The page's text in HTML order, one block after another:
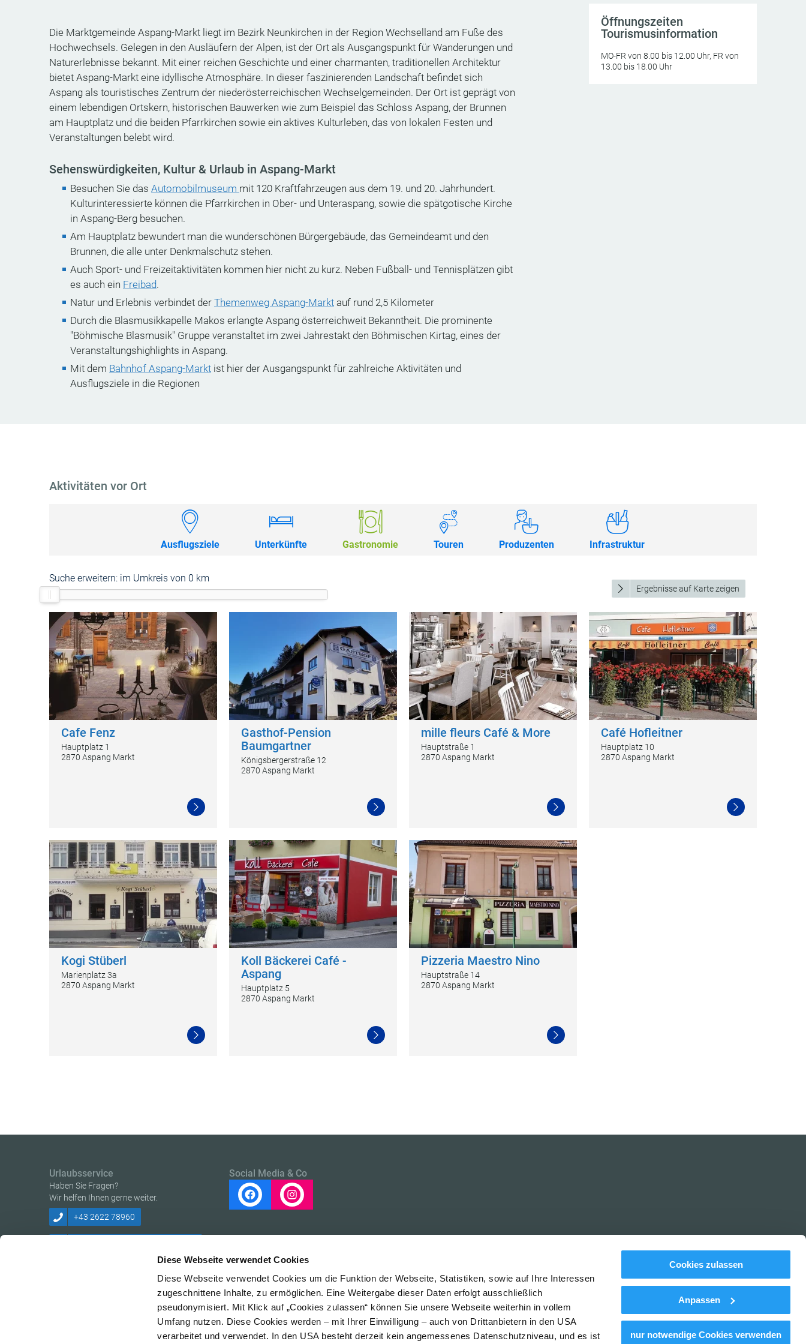
Diese Webseite verwendet Cookies
Diese Webseite verwendet Cookies um die Funktion der Webseite, Statistiken, sowie auf Ihre Interessen
zugeschnittene Inhalte, zu ermöglichen. Eine Weitergabe dieser Daten erfolgt ausschließlich
pseudonymisiert. Mit Klick auf „Cookies zulassen“ können Sie unsere Webseite weiterhin in vollem
Umfang nutzen. Diese Cookies werden – mit Ihrer Einwilligung – auch von Drittanbietern in den USA
verarbeitet und verwendet. In den USA besteht derzeit kein angemessenes Datenschutzniveau, und es ist
Cookies zulassen
Anpassen
nur notwendige Cookies verwenden
Die Marktgemeinde Aspang-Markt liegt im Bezirk Neunkirchen in der Region Wechselland am Fuße des
Hochwechsels. Gelegen in den Ausläufern der Alpen, ist der Ort als Ausgangspunkt für Wanderungen und
Naturerlebnisse bekannt. Mit einer reichen Geschichte und einer charmanten, traditionellen Architektur
bietet Aspang-Markt eine idyllische Atmosphäre. In dieser faszinierenden Landschaft befindet sich
Aspang als touristisches Zentrum der niederösterreichischen Wechselgemeinden. Der Ort ist geprägt von
einem lebendigen Ortskern, historischen Bauwerken wie zum Beispiel das Schloss Aspang, der Brunnen
am Hauptplatz und die beiden Pfarrkirchen sowie ein aktives Kulturleben, das von lokalen Festen und
Veranstaltungen belebt wird.
Sehenswürdigkeiten, Kultur & Urlaub in Aspang-Markt
Besuchen Sie das Automobilmuseum mit 120 Kraftfahrzeugen aus dem 19. und 20. Jahrhundert.
Kulturinteressierte können die Pfarrkirchen in Ober- und Unteraspang, sowie die spätgotische Kirche
in Aspang-Berg besuchen.
Am Hauptplatz bewundert man die wunderschönen Bürgergebäude, das Gemeindeamt und den
Brunnen, die alle unter Denkmalschutz stehen.
Auch Sport- und Freizeitaktivitäten kommen hier nicht zu kurz. Neben Fußball- und Tennisplätzen gibt
es auch ein Freibad.
Natur und Erlebnis verbindet der Themenweg Aspang-Markt auf rund 2,5 Kilometer
Durch die Blasmusikkapelle Makos erlangte Aspang österreichweit Bekanntheit. Die prominente
"Böhmische Blasmusik" Gruppe veranstaltet im zwei Jahrestakt den Böhmischen Kirtag, eines der
Veranstaltungshighlights in Aspang.
Mit dem Bahnhof Aspang-Markt ist hier der Ausgangspunkt für zahlreiche Aktivitäten und
Ausflugsziele in die Regionen
Öffnungszeiten
Tourismusinformation
MO-FR von 8.00 bis 12.00 Uhr, FR von
13.00 bis 18.00 Uhr
Aktivitäten vor Ort
Ausflugsziele Unterkünfte Gastronomie Touren Produzenten Infrastruktur
Suche erweitern: im Umkreis von 0 km
Ergebnisse auf Karte zeigen
Cafe Fenz
Hauptplatz 1
2870 Aspang Markt
Gasthof-Pension
Baumgartner
Königsbergerstraße 12
2870 Aspang Markt
mille fleurs Café & More
Hauptstraße 1
2870 Aspang Markt
Café Hofleitner
Hauptplatz 10
2870 Aspang Markt
Kogi Stüberl
Marienplatz 3a
2870 Aspang Markt
Koll Bäckerei Café -
Aspang
Hauptplatz 5
2870 Aspang Markt
Pizzeria Maestro Nino
Hauptstraße 14
2870 Aspang Markt
Urlaubsservice
Haben Sie Fragen?
Wir helfen Ihnen gerne weiter.
+43 2622 78960
Social Media & Co
Copyright © Erlebnisregion Wechselland Impressum Datenschutz Haftungsausschluss Barrierefreiheitserklärung